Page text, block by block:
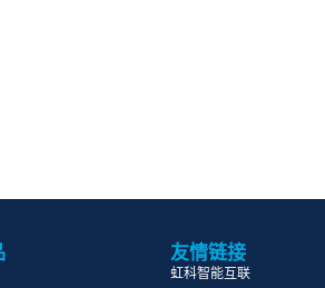
友情链接
虹科智能互联